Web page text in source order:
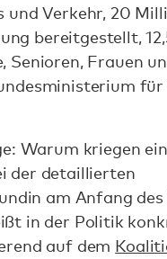
Verkehr, 20
bereitgestellt,
Frauen
Warum kriegen
der detaillierten
am Anfang
in der Politik
auf dem